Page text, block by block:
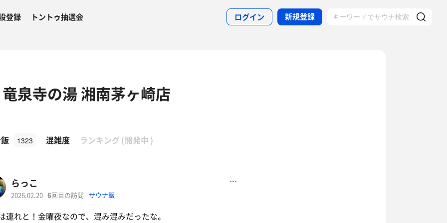
登録 トントゥ抽選会 ログイン 新規登録
泉寺の湯 湘南茅ヶ崎店
1323 混雑度 ランキング (開発中 )
らっこ
2026.02.20 6回目の訪問 サウナ飯
連れと！金曜夜なので、混み混みだったな。